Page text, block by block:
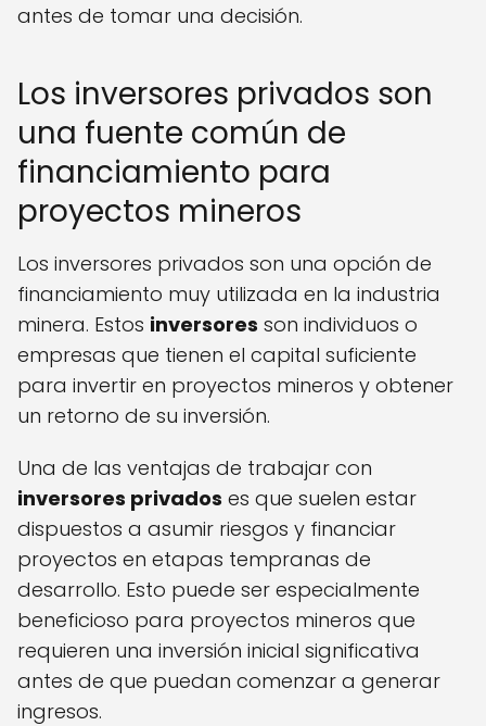
antes de tomar una decisión.
Los inversores privados son
una fuente común de
financiamiento para
proyectos mineros
Los inversores privados son una opción de
financiamiento muy utilizada en la industria
minera. Estos inversores son individuos o
empresas que tienen el capital suficiente
para invertir en proyectos mineros y obtener
un retorno de su inversión.
Una de las ventajas de trabajar con
inversores privados es que suelen estar
dispuestos a asumir riesgos y financiar
proyectos en etapas tempranas de
desarrollo. Esto puede ser especialmente
beneficioso para proyectos mineros que
requieren una inversión inicial significativa
antes de que puedan comenzar a generar
ingresos.